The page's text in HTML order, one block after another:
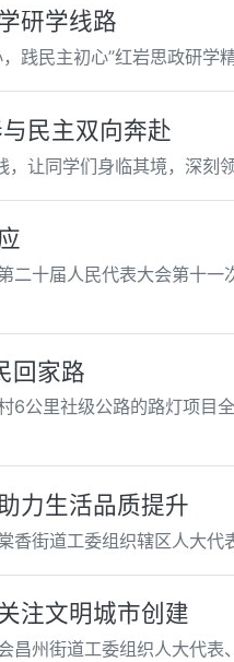
研学线路
践民主初心”红岩思政研
民主双向奔赴
，让同学们身临其境，深刻
二十届人民代表大会第十
回家路
6公里社级公路的路灯项目
力生活品质提升
香街道工委组织辖区人大
注文明城市创建
昌州街道工委组织人大代